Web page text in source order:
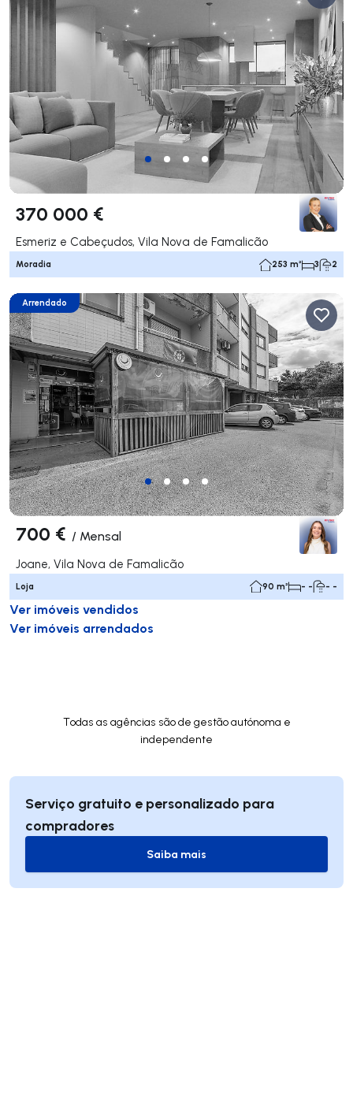
370 000 €
Esmeriz e Cabeçudos, Vila Nova de Famalicão
Moradia 253 m² 3 2
Arrendado
700 € / Mensal
Joane, Vila Nova de Famalicão
Loja 90 m² - - - -
Ver imóveis vendidos
Ver imóveis arrendados
Todas as agências são de gestão autónoma e
independente
Serviço gratuito e personalizado para
compradores
Saiba mais
Saiba mais